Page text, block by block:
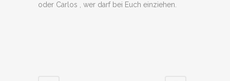
oder Carlos , wer darf bei Euch einziehen.